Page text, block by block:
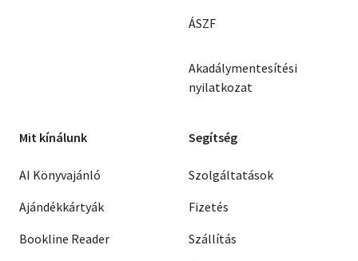
ÁSZF
Akadálymentesítési
nyilatkozat
Mit kínálunk
AI Könyvajánló
Ajándékkártyák
Bookline Reader
Segítség
Szolgáltatások
Fizetés
Szállítás